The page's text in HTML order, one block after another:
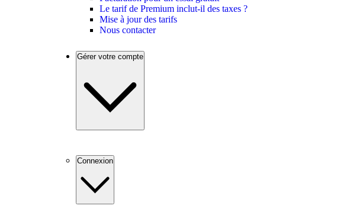
Le tarif de Premium inclut-il des taxes ?
Mise à jour des tarifs
Nous contacter
Gérer votre compte
Connexion